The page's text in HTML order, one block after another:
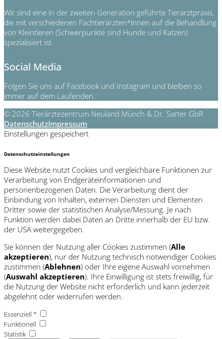
Wir sind eine in der zweiten Generation geführte Tierarztpraxis,
die mit verschiedenen Fachtierärzten*innen auf die Behandlung
von Kleintieren (Schwerpunkte sind Hunde und Katzen)
spezialisiert ist.
Social Media
Folgen Sie uns auf Facebook und Instagram und bleiben so
immer auf dem Laufenden.
© 2026 Tierärztezentrum Neuland Münch & Dr. Sarter GbR
DatenschutzImpressum
Einstellungen gespeichert
Datenschutzeinstellungen
Diese Website nutzt Cookies und vergleichbare Funktionen zur
Verarbeitung von Endgeräteinformationen und
personenbezogenen Daten. Die Verarbeitung dient der
Einbindung von Inhalten, externen Diensten und Elementen
Dritter sowie der statistischen Analyse/Messung. Je nach
Funktion werden dabei Daten an Dritte innerhalb der EU bzw.
der USA weitergegeben.
Sie können der Nutzung aller Cookies zustimmen (Alle
akzeptieren), nur der Nutzung technisch notwendiger Cookies
zustimmen (Ablehnen) oder Ihre eigene Auswahl vornehmen
(Auswahl akzeptieren). Ihre Einwilligung ist stets freiwillig, für
die Nutzung der Website nicht erforderlich und kann jederzeit
abgelehnt oder widerrufen werden.
Essenziell *
Funktionell
Statistik